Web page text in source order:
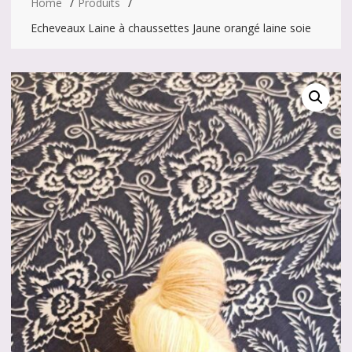
Echeveaux Laine à chaussettes Jaune orangé laine soie